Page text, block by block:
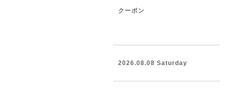
クーポン
2026.08.08 Saturday